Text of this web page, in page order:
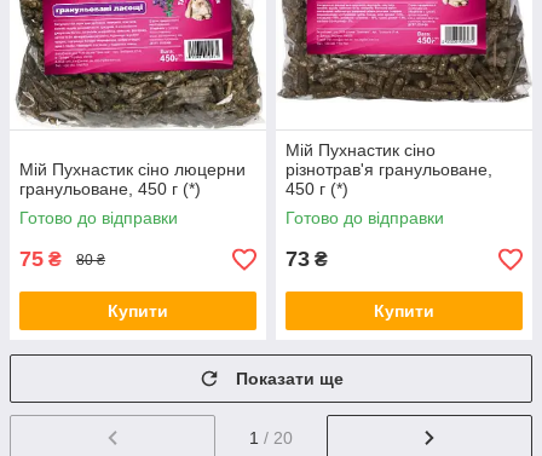
Мій Пухнастик сіно люцерни
гранульоване, 450 г (*)
Готово до відправки
75 ₴ 80 ₴
Купити
Мій Пухнастик сіно
різнотрав'я гранульоване,
450 г (*)
Готово до відправки
73 ₴
Купити
Показати ще
1 / 20